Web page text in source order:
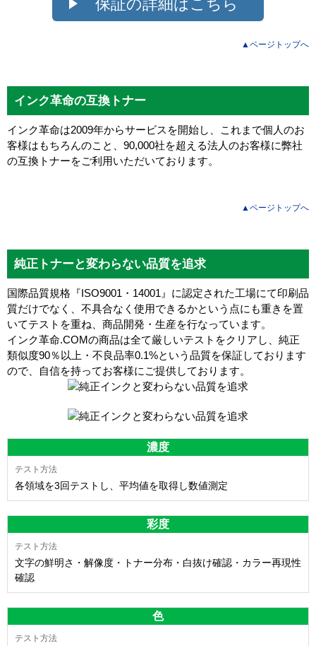
保証の詳細はこちら
▲ページトップへ
インク革命の互換トナー
インク革命は2009年からサービスを開始し、これまで個人のお
客様はもちろんのこと、90,000社を超える法人のお客様に弊社
の互換トナーをご利用いただいております。
▲ページトップへ
純正トナーと変わらない品質を追求
国際品質規格『ISO9001・14001』に認定された工場にて印刷品
質だけでなく、不具合なく使用できるかという点にも重きを置
いてテストを重ね、商品開発・生産を行なっています。
インク革命.COMの商品は全て厳しいテストをクリアし、 純正
類似度90％以上・不良品率0.1%という品質を保証しております
ので、自信を持ってお客様にご提供しております。
濃度
各領域を3回テストし、平均値を取得し数値測定
彩度
文字の鮮明さ・解像度・トナー分布・白抜け確認・カラー再現性
確認
色